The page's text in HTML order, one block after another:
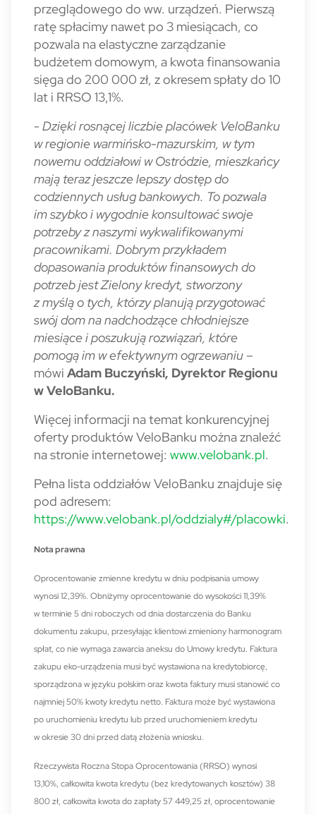
przeglądowego do ww. urządzeń. Pierwszą
ratę spłacimy nawet po 3 miesiącach, co
pozwala na elastyczne zarządzanie
budżetem domowym, a kwota finansowania
sięga do 200 000 zł, z okresem spłaty do 10
lat i RRSO 13,1%.
- Dzięki rosnącej liczbie placówek VeloBanku
w regionie warmińsko-mazurskim, w tym
nowemu oddziałowi w Ostródzie, mieszkańcy
mają teraz jeszcze lepszy dostęp do
codziennych usług bankowych. To pozwala
im szybko i wygodnie konsultować swoje
potrzeby z naszymi wykwalifikowanymi
pracownikami. Dobrym przykładem
dopasowania produktów finansowych do
potrzeb jest Zielony kredyt, stworzony
z myślą o tych, którzy planują przygotować
swój dom na nadchodzące chłodniejsze
miesiące i poszukują rozwiązań, które
pomogą im w efektywnym ogrzewaniu –
mówi Adam Buczyński, Dyrektor Regionu
w VeloBanku.
Więcej informacji na temat konkurencyjnej
oferty produktów VeloBanku można znaleźć
na stronie internetowej: www.velobank.pl.
Pełna lista oddziałów VeloBanku znajduje się
pod adresem:
https://www.velobank.pl/oddzialy#/placowki.
Nota prawna
Oprocentowanie zmienne kredytu w dniu podpisania umowy
wynosi 12,39%. Obniżymy oprocentowanie do wysokości 11,39%
w terminie 5 dni roboczych od dnia dostarczenia do Banku
dokumentu zakupu, przesyłając klientowi zmieniony harmonogram
spłat, co nie wymaga zawarcia aneksu do Umowy kredytu. Faktura
zakupu eko-urządzenia musi być wystawiona na kredytobiorcę,
sporządzona w języku polskim oraz kwota faktury musi stanowić co
najmniej 50% kwoty kredytu netto. Faktura może być wystawiona
po uruchomieniu kredytu lub przed uruchomieniem kredytu
w okresie 30 dni przed datą złożenia wniosku.
Rzeczywista Roczna Stopa Oprocentowania (RRSO) wynosi
13,10%, całkowita kwota kredytu (bez kredytowanych kosztów) 38
800 zł, całkowita kwota do zapłaty 57 449,25 zł, oprocentowanie